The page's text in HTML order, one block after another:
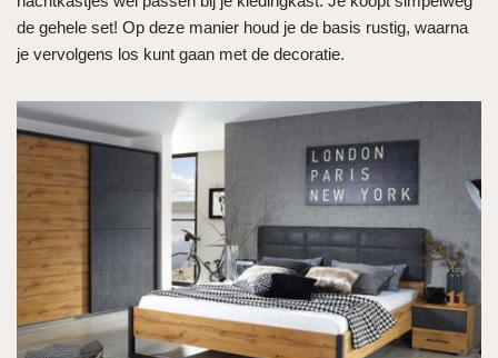
de gehele set! Op deze manier houd je de basis rustig, waarna
je vervolgens los kunt gaan met de decoratie.